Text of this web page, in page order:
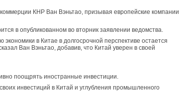
КНР Ван Вэньтао, призывая европейские компании
в опубликованном во вторник заявлении ведомства.
в Китае в долгосрочной перспективе остается
Ван Вэньтао, добавив, что Китай уверен в своей
поощрять иностранные инвестиции.
инвестиций в Китай и углубления промышленного